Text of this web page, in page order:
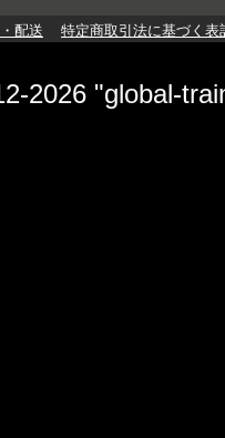
配送 特定商取引法に基づく表
2026 "global-